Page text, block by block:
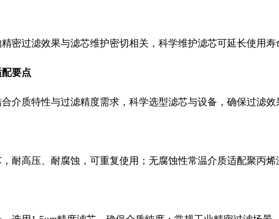
密过滤效果与滤芯维护密切相关，科学维护滤芯可延长使用寿
要点
介质特性与过滤精度需求，科学选型滤芯与设备，确保过滤效
耐高压、耐腐蚀，可重复使用；无腐蚀性常温介质适配聚丙